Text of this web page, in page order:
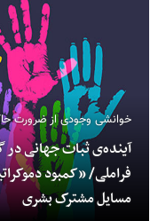
خوانشی وجودی از ضرورت
آینده‌ی ثبات جهانی
فراملی/ «کمبود
مسایل مشترک بشری